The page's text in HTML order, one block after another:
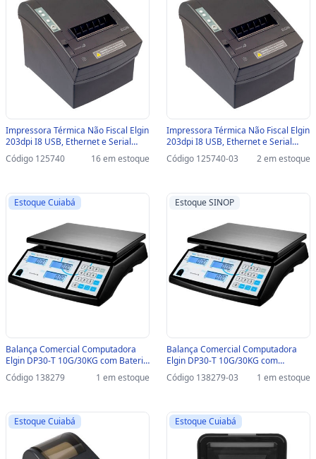
Impressora Térmica Não Fiscal Elgin
203dpi I8 USB, Ethernet e Serial
Preto - 46I8USECKD00 /
46I8USECKD09 - com Guilhotina -
Código 125740 16 em estoque
Impressora Térmica Não Fiscal Elgin
203dpi I8 USB, Ethernet e Serial
Preto - 46I8USECKD00 /
46I8USECKD09 - com Guilhotina-
Código 125740-03 2 em estoque
Estoque Cuiabá
Balança Comercial Computadora
Elgin DP30-T 10G/30KG com Bateria
- 46BALDP30TB1
Código 138279 1 em estoque
Estoque SINOP
Balança Comercial Computadora
Elgin DP30-T 10G/30KG com
Bateria-SINOP-03 - 46BALDP30TB1
Código 138279-03 1 em estoque
Estoque Cuiabá Estoque Cuiabá